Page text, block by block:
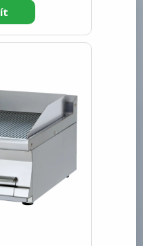
63.00 Typ
Konstruční
plynový [kW]:
Nerezové
Ko